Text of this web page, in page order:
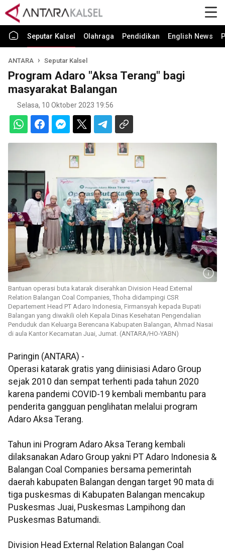
Seputar Kalsel Olahraga Pendidikan English News
ANTARA Seputar Kalsel
Program Adaro "Aksa Terang" bagi
masyarakat Balangan
Selasa, 10 Oktober 2023 19:56
Bantuan operasi buta katarak diserahkan Division Head External
Relation Balangan Coal Companies, Thoha didampingi CSR
Departement Head PT Adaro Indonesia, Firmansyah kepada Bupati
Balangan yang diwakili oleh Kepala Dinas Kesehatan Pengendalian
Penduduk dan Keluarga Berencana Kabupaten Balangan, Ahmad Nasai
di aula Kantor Kecamatan Juai, Jumat. (ANTARA/HO-YABN)
Paringin (ANTARA) -
Operasi katarak gratis yang diinisiasi Adaro Group
sejak 2010 dan sempat terhenti pada tahun 2020
karena pandemi COVID-19 kembali membantu para
penderita gangguan penglihatan melalui program
Adaro Aksa Terang.
Tahun ini Program Adaro Aksa Terang kembali
dilaksanakan Adaro Group yakni PT Adaro Indonesia &
Balangan Coal Companies bersama pemerintah
daerah kabupaten Balangan dengan target 90 mata di
tiga puskesmas di Kabupaten Balangan mencakup
Puskesmas Juai, Puskesmas Lampihong dan
Puskesmas Batumandi.
Division Head External Relation Balangan Coal